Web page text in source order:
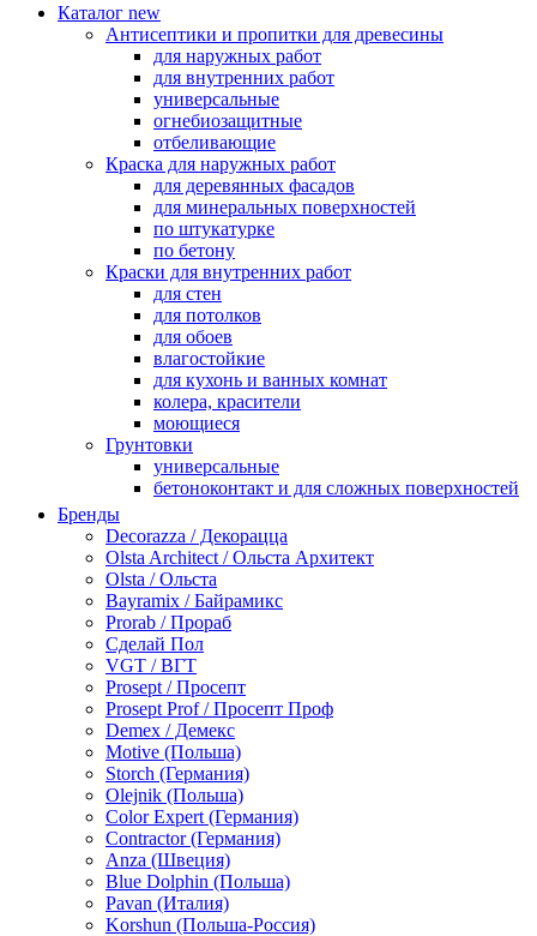
Каталог new
Антисептики и пропитки для древесины
для наружных работ
для внутренних работ
универсальные
огнебиозащитные
отбеливающие
Краска для наружных работ
для деревянных фасадов
для минеральных поверхностей
по штукатурке
по бетону
Краски для внутренних работ
для стен
для потолков
для обоев
влагостойкие
для кухонь и ванных комнат
колера, красители
моющиеся
Грунтовки
универсальные
бетоноконтакт и для сложных поверхностей
по металлу
антикорозийные
под декоративные штукатурки
для гипсокартона
под штукатурку
Герметик
акриловые
силиконовые универсальные, нейтральные
силиконовые санитарные (антигрибковые)
шовные для срубов
для кровли
для каминов
полиуретановые
Декоративные штукатурки и краски
краски для декора, патина
мокрый шелк
венецианские (эффект мрамора)
песок (эффект песчаных вихрей)
декоративная шпаклевка
Бренды
Decorazza / Декорацца
Olsta Architect / Ольста Архитект
Olsta / Ольста
Bayramix / Байрамикс
Prorab / Прораб
Сделай Пол
VGT / ВГТ
Prosept / Просепт
Prosept Prof / Просепт Проф
Demex / Демекс
Motive (Польша)
Storch (Германия)
Olejnik (Польша)
Color Expert (Германия)
Contractor (Германия)
Anza (Швеция)
Blue Dolphin (Польша)
Pavan (Италия)
Korshun (Польша-Россия)